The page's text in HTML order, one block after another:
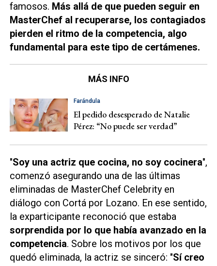
famosos. Más allá de que pueden seguir en
MasterChef al recuperarse, los contagiados
pierden el ritmo de la competencia, algo
fundamental para este tipo de certámenes.
MÁS INFO
Farándula
El pedido desesperado de Natalie
Pérez: “No puede ser verdad”
"Soy una actriz que cocina, no soy cocinera",
comenzó asegurando una de las últimas
eliminadas de MasterChef Celebrity en
diálogo con Cortá por Lozano. En ese sentido,
la exparticipante reconoció que estaba
sorprendida por lo que había avanzado en la
competencia. Sobre los motivos por los que
quedó eliminada, la actriz se sinceró: "Sí creo